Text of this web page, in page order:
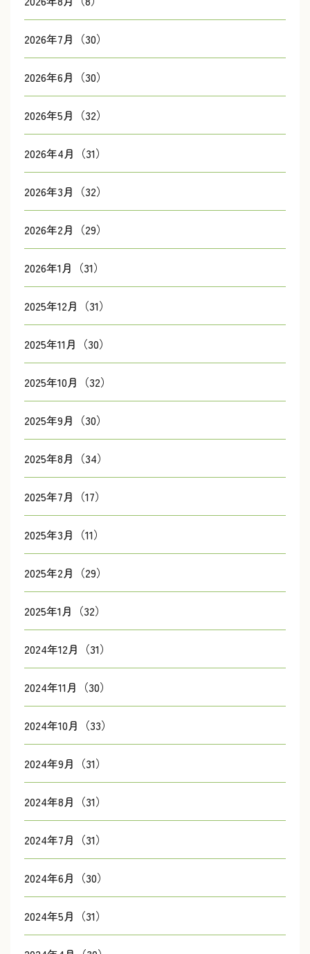
2026年7月（30）
2026年6月（30）
2026年5月（32）
2026年4月（31）
2026年3月（32）
2026年2月（29）
2026年1月（31）
2025年12月（31）
2025年11月（30）
2025年10月（32）
2025年9月（30）
2025年8月（34）
2025年7月（17）
2025年3月（11）
2025年2月（29）
2025年1月（32）
2024年12月（31）
2024年11月（30）
2024年10月（33）
2024年9月（31）
2024年8月（31）
2024年7月（31）
2024年6月（30）
2024年5月（31）